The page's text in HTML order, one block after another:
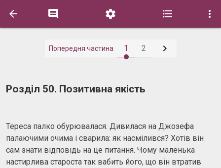
    
Попередня частина 1 2 
Розділ 50. Позитивна якість
Тереса палко обурювалася. Дивилася на Джозефа
палаючими очима і сварила: як насмілився? Хотів він
сам знати відповідь на це питання. Чому маленька
настирлива староста так вабить його, що він втратив